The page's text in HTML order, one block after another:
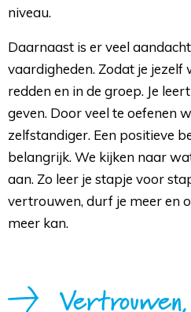
niveau.
Daarnaast is er veel
vaardigheden. Zodat je
redden en in de groep. Je
geven. Door veel te oefenen
zelfstandiger. Een positieve
belangrijk. We kijken naar
aan. Zo leer je stapje voor
vertrouwen, durf je meer en
meer kan.